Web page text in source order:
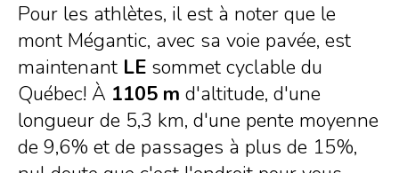
Pour les athlètes, il est à noter que le
mont Mégantic, avec sa voie pavée, est
maintenant LE sommet cyclable du
Québec! À 1105 m d'altitude, d'une
longueur de 5,3 km, d'une pente moyenne
de 9,6% et de passages à plus de 15%,